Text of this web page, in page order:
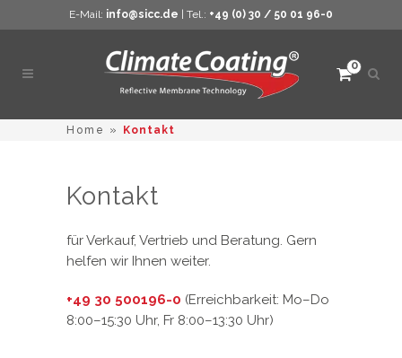
E-Mail: info@sicc.de | Tel.: +49 (0) 30 / 50 01 96-0
0
Home » Kontakt
Kontakt
für Verkauf, Vertrieb und Beratung. Gern
helfen wir Ihnen weiter.
+49 30 500196-0 (Erreichbarkeit: Mo–Do
8:00–15:30 Uhr, Fr 8:00–13:30 Uhr)